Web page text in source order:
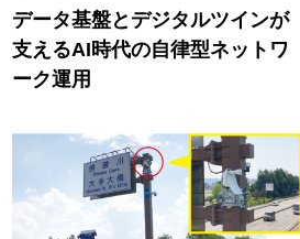
データ基盤とデジタルツインが
支えるAI時代の自律型ネットワ
ーク運用